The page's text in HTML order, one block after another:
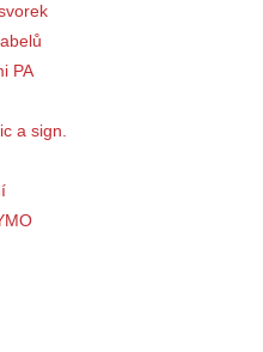
PA
a sign.